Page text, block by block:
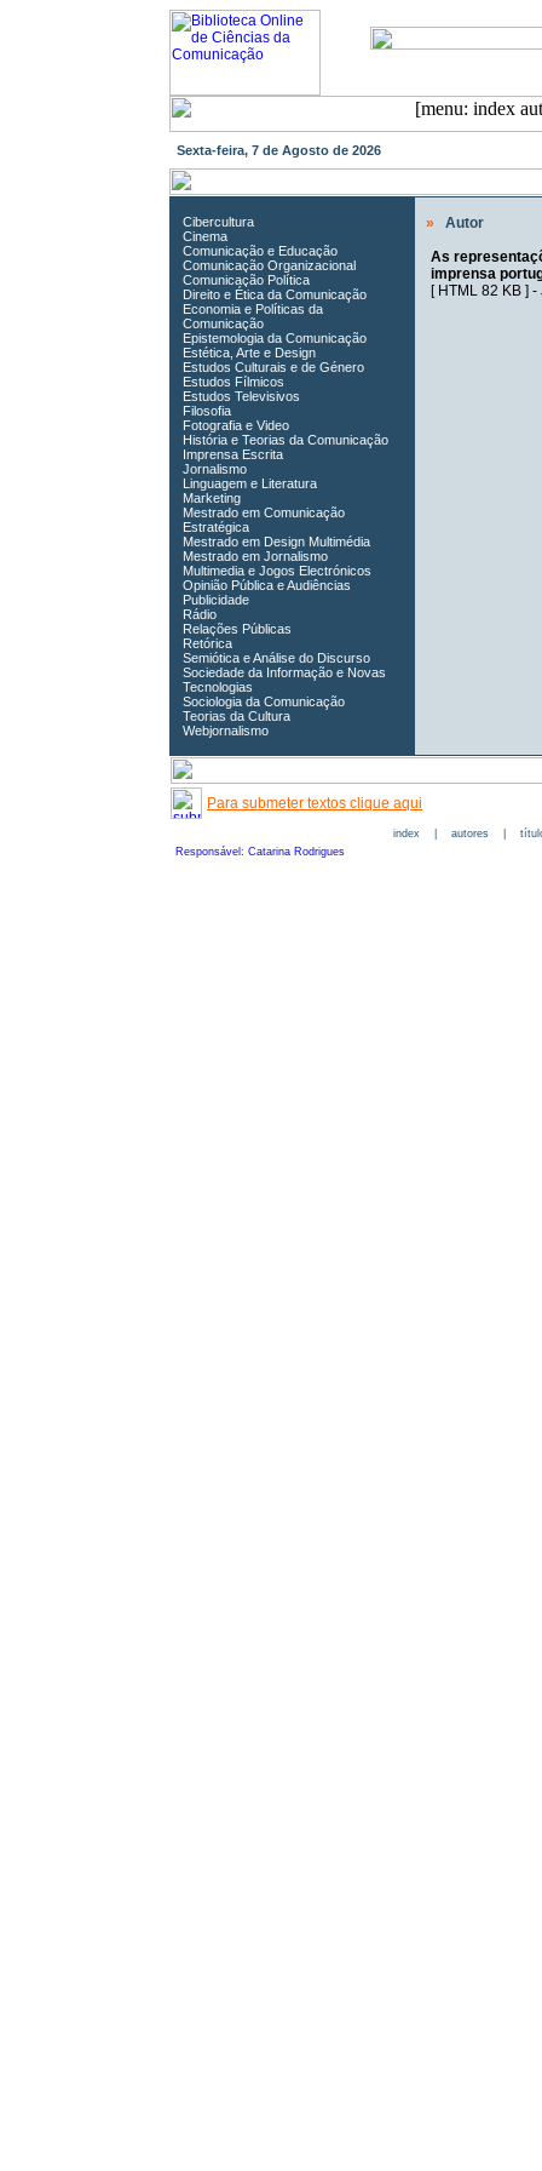
Sexta-feira, 7 de Agosto de 2026
Cibercultura
Cinema
Comunicação e Educação
Comunicação Organizacional
Comunicação Política
Direito e Ética da Comunicação
Economia e Políticas da
Comunicação
Epistemologia da Comunicação
Estética, Arte e Design
Estudos Culturais e de Género
Estudos Fílmicos
Estudos Televisivos
Filosofia
Fotografia e Video
História e Teorias da Comunicação
Imprensa Escrita
Jornalismo
Linguagem e Literatura
Marketing
Mestrado em Comunicação
Estratégica
Mestrado em Design Multimédia
Mestrado em Jornalismo
Multimedia e Jogos Electrónicos
Opinião Pública e Audiências
Publicidade
Rádio
Relações Públicas
Retórica
Semiótica e Análise do Discurso
Sociedade da Informação e Novas
Tecnologias
Sociologia da Comunicação
Teorias da Cultura
Webjornalismo
»
Autor
As
imprensa
[ HTML 82 KB] -
Para submeter textos clique aqui
index| autores|